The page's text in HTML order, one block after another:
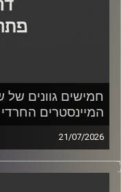
חמישים גוונים
המיינסטרים החרדי
21/07/2026
רייכמן וכלכליסט,